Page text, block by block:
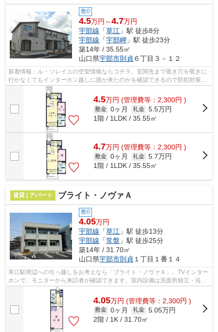
敷0
4.5万円～4.7万円
宇部線 「草江 」駅 徒歩8分
宇部線 「宇部岬 」駅 徒歩23分
築14年 / 35.55㎡
山口県宇部市則貞６丁目３－１２
新着情報：ル・ソレイユの空室情報ならコチラ。玄関先まで覗き穴を覗きに
行かなくてもインターホン越しに誰が来たのかを確認できるので防犯対策に
つながります。敷地内の駐車場にも空...
4.5万円 (管理費等：2,300円 )
敷金 0ヶ月 礼金 5.5万円
1階 / 1LDK / 35.55㎡
4.7万円 (管理費等：2,300円 )
敷金 0ヶ月 礼金 5.7万円
1階 / 1LDK / 35.55㎡
賃貸 | アパート ブライト・ノヴァＡ
敷0
4.05万円
宇部線 「草江 」駅 徒歩13分
宇部線 「常盤 」駅 徒歩25分
築14年 / 31.70㎡
山口県宇部市則貞１丁目１番１４
草江駅周辺への引っ越しをお考えなら「ブライト・ノヴァＡ」。TVインター
ホンで、モニターから来訪者が確認できます。室内設備は洗面所独立・浴室
乾燥機などが揃っており、とても充実...
4.05万円 (管理費等：2,300円 )
敷金 0ヶ月 礼金 5.05万円
2階 / 1K / 31.70㎡